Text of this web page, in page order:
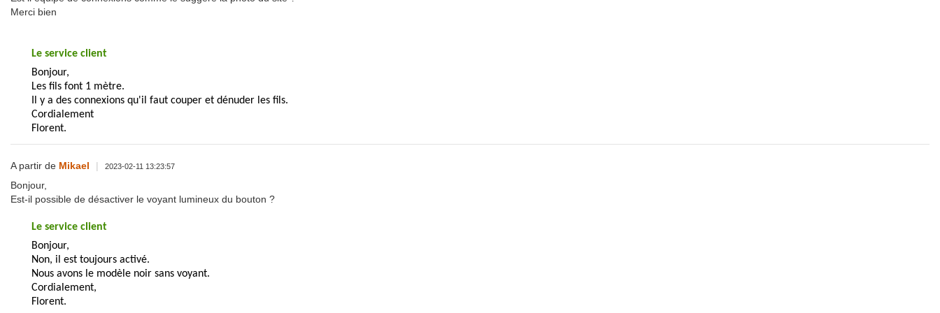
Merci bien
Le service client
Bonjour,
Les fils font 1 mètre.
Il y a des connexions qu'il faut couper et dénuder les fils.
Cordialement
Florent.
A partir de Mikael | 2023-02-11 13:23:57
Bonjour,
Est-il possible de désactiver le voyant lumineux du bouton ?
Le service client
Bonjour,
Non, il est toujours activé.
Nous avons le modèle noir sans voyant.
Cordialement,
Florent.